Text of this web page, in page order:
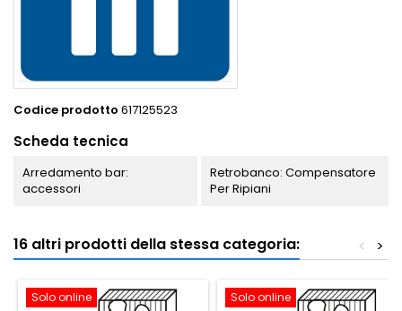
Codice prodotto 617125523
Scheda tecnica
Arredamento bar:
accessori
Retrobanco: Compensatore
Per Ripiani
16 altri prodotti della stessa categoria: >
<
Solo online
Solo online